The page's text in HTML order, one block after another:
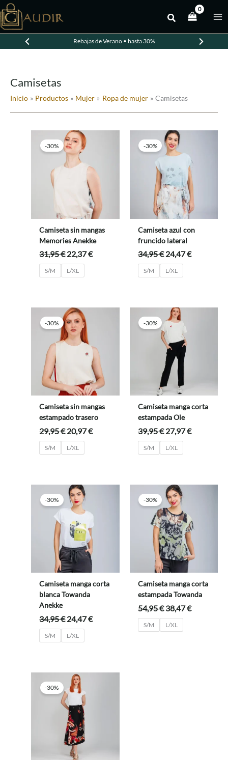
al
contenido
Rebajas de Verano • hasta 30%
Camisetas
Inicio Productos Mujer Ropa de mujer Camisetas
-30%
Camiseta sin mangas
Memories Anekke
31,95€El
precio
original
22,37€El
S/M L/XL
-30%
Camiseta azul con
fruncido lateral
34,95€ El
precio
original
24,47€El
S/M L/XL
-30%
Camiseta sin mangas
estampado trasero
29,95€El
precio
original
20,97€El
S/M L/XL
-30%
Camiseta manga corta
estampada Ole
39,95€ El
precio
original
27,97€El
S/M L/XL
-30%
Camiseta manga corta
blanca Towanda
Anekke
34,95€El
precio
original
24,47€El
S/M L/XL
-30%
Camiseta manga corta
estampada Towanda
54,95€ El
precio
original
38,47€El
S/M L/XL
-30%